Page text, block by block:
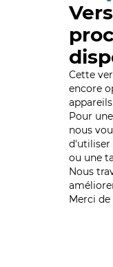
Cette
encore
Pour
nous
d'utiliser
ou une
Nous
Merci